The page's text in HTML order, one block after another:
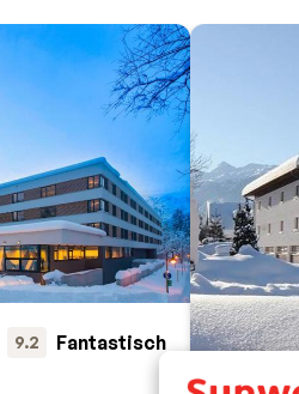
9.2 Fantastisch